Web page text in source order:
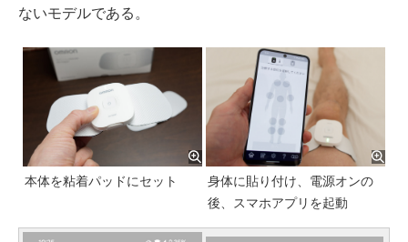
ないモデルである。
本体を粘着パッドにセット
身体に貼り付け、電源オンの
後、スマホアプリを起動